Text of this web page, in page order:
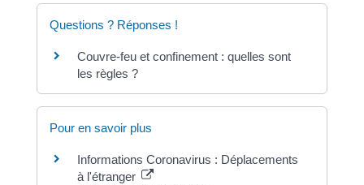
Questions ? Réponses !
Couvre-feu et confinement : quelles sont
les règles ?
Pour en savoir plus
Informations Coronavirus : Déplacements
à l'étranger